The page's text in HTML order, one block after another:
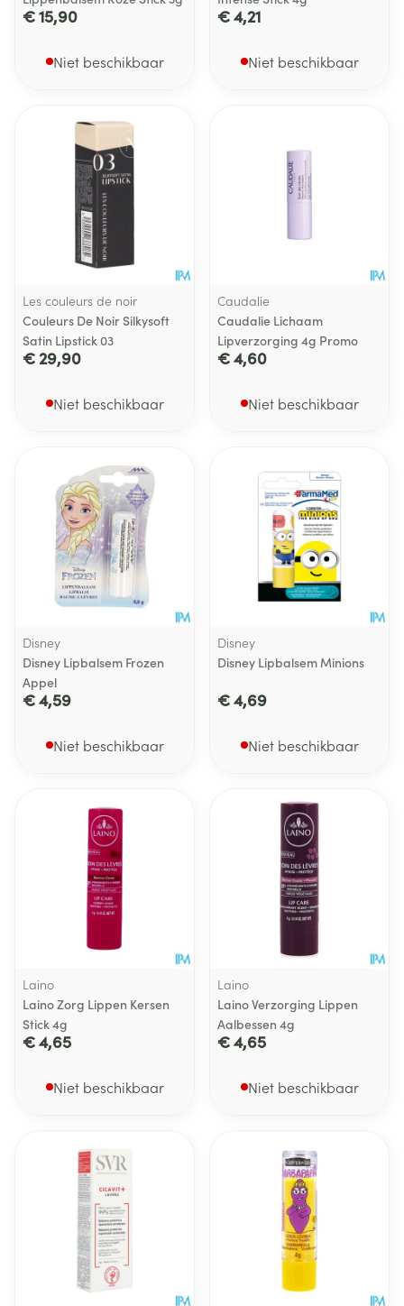
€ 15,90
Niet beschikbaar
€ 4,21
Niet beschikbaar
Les couleurs de noir
Couleurs De Noir Silkysoft
Satin Lipstick 03
€ 29,90
Niet beschikbaar
Caudalie
Caudalie Lichaam
Lipverzorging 4g Promo
€ 4,60
Niet beschikbaar
Disney
Disney Lipbalsem Frozen
Appel
€ 4,59
Niet beschikbaar
Disney
Disney Lipbalsem Minions
€ 4,69
Niet beschikbaar
Laino
Laino Zorg Lippen Kersen
Stick 4g
€ 4,65
Niet beschikbaar
Laino
Laino Verzorging Lippen
Aalbessen 4g
€ 4,65
Niet beschikbaar